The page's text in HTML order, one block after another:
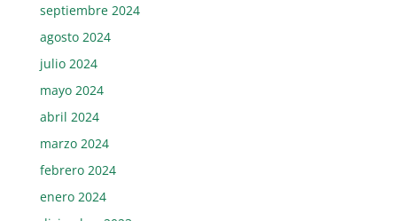
septiembre 2024
agosto 2024
julio 2024
mayo 2024
abril 2024
marzo 2024
febrero 2024
enero 2024